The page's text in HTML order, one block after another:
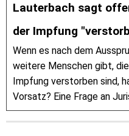
Lauterbach sagt
der Impfung
Wenn es nach dem
weitere Menschen gibt,
Impfung verstorben sind,
Vorsatz? Eine Frage an